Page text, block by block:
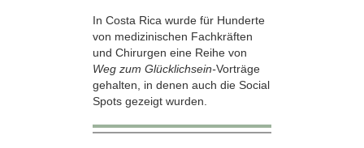
In Costa Rica wurde für Hunderte
von medizinischen Fachkräften
und Chirurgen eine Reihe von
Weg zum Glücklichsein-Vorträge
gehalten, in denen auch die Social
Spots gezeigt wurden.